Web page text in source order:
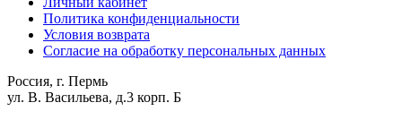
Политика конфиденциальности
Условия возврата
Согласие на обработку персональных данных
Россия, г. Пермь
ул. В. Васильева, д.3 корп. Б